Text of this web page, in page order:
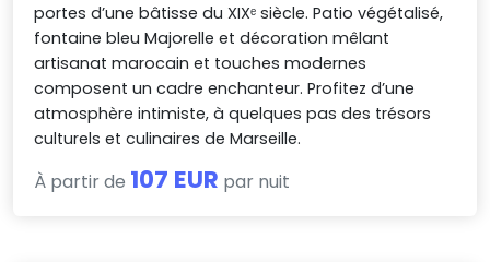
portes d’une bâtisse du XIXᵉ siècle. Patio végétalisé,
fontaine bleu Majorelle et décoration mêlant
artisanat marocain et touches modernes
composent un cadre enchanteur. Profitez d’une
atmosphère intimiste, à quelques pas des trésors
culturels et culinaires de Marseille.
À partir de 107 EUR par nuit